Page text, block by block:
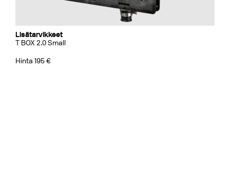
Lisätarvikkeet
T BOX 2.0 Small
Hinta 195 €